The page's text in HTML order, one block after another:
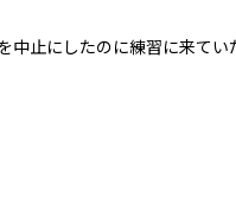
中止にしたのに練習に来て